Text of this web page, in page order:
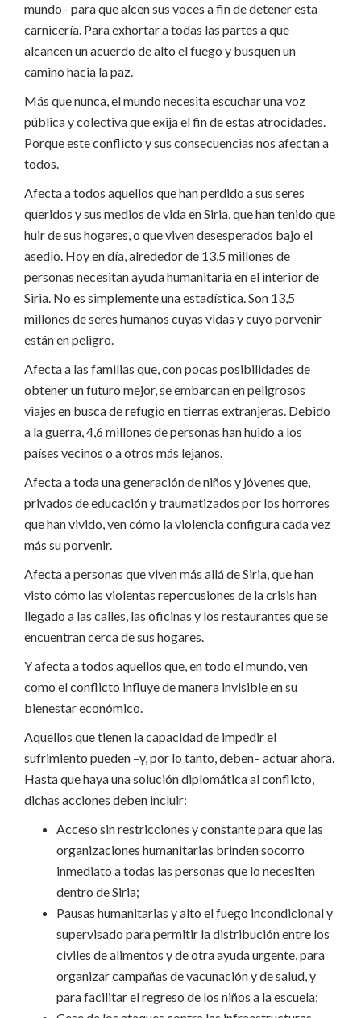
mundo– para que alcen sus voces a fin de detener esta
carnicería. Para exhortar a todas las partes a que
alcancen un acuerdo de alto el fuego y busquen un
camino hacia la paz.
Más que nunca, el mundo necesita escuchar una voz
pública y colectiva que exija el fin de estas atrocidades.
Porque este conflicto y sus consecuencias nos afectan a
todos.
Afecta a todos aquellos que han perdido a sus seres
queridos y sus medios de vida en Siria, que han tenido que
huir de sus hogares, o que viven desesperados bajo el
asedio. Hoy en día, alrededor de 13,5 millones de
personas necesitan ayuda humanitaria en el interior de
Siria. No es simplemente una estadística. Son 13,5
millones de seres humanos cuyas vidas y cuyo porvenir
están en peligro.
Afecta a las familias que, con pocas posibilidades de
obtener un futuro mejor, se embarcan en peligrosos
viajes en busca de refugio en tierras extranjeras. Debido
a la guerra, 4,6 millones de personas han huido a los
países vecinos o a otros más lejanos.
Afecta a toda una generación de niños y jóvenes que,
privados de educación y traumatizados por los horrores
que han vivido, ven cómo la violencia configura cada vez
más su porvenir.
Afecta a personas que viven más allá de Siria, que han
visto cómo las violentas repercusiones de la crisis han
llegado a las calles, las oficinas y los restaurantes que se
encuentran cerca de sus hogares.
Y afecta a todos aquellos que, en todo el mundo, ven
como el conflicto influye de manera invisible en su
bienestar económico.
Aquellos que tienen la capacidad de impedir el
sufrimiento pueden –y, por lo tanto, deben– actuar ahora.
Hasta que haya una solución diplomática al conflicto,
dichas acciones deben incluir:
Acceso sin restricciones y constante para que las
organizaciones humanitarias brinden socorro
inmediato a todas las personas que lo necesiten
dentro de Siria;
Pausas humanitarias y alto el fuego incondicional y
supervisado para permitir la distribución entre los
civiles de alimentos y de otra ayuda urgente, para
organizar campañas de vacunación y de salud, y
para facilitar el regreso de los niños a la escuela;